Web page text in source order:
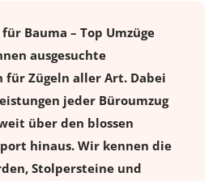
Bauma – Top Umzüge
ausgesuchte
für Zügeln aller Art. Dabei
jeder Büroumzug
über den blossen
hinaus. Wir kennen die
Stolpersteine und